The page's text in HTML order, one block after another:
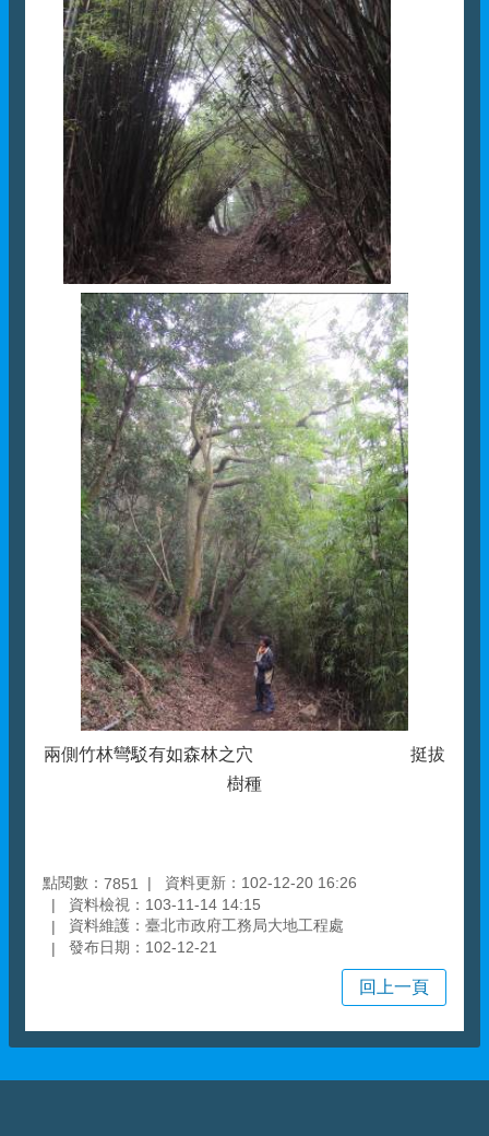
兩側竹林彎駁有如森林之穴 挺拔
樹種
點閱數： 7851
資料更新：102-12-20 16:26
資料檢視：103-11-14 14:15
資料維護：臺北市政府工務局大地工程處
發布日期：102-12-21
回上一頁